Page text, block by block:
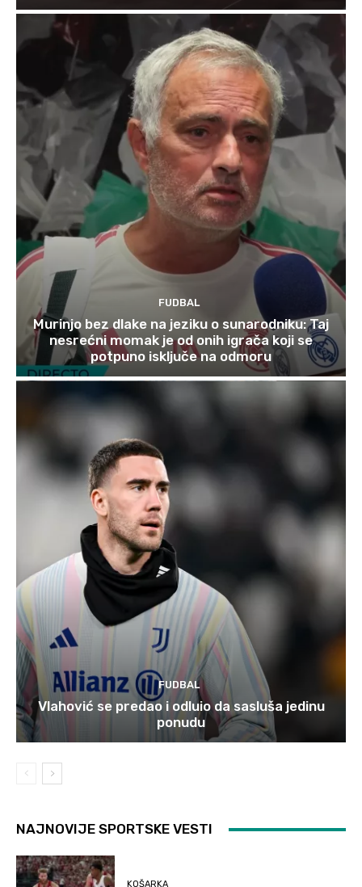
FUDBAL
Murinjo bez dlake na jeziku o sunarodniku: Taj
nesrećni momak je od onih igrača koji se
potpuno isključe na odmoru
FUDBAL
Vlahović se predao i odluio da sasluša jedinu
ponudu
NAJNOVIJE SPORTSKE VESTI
KOŠARKA